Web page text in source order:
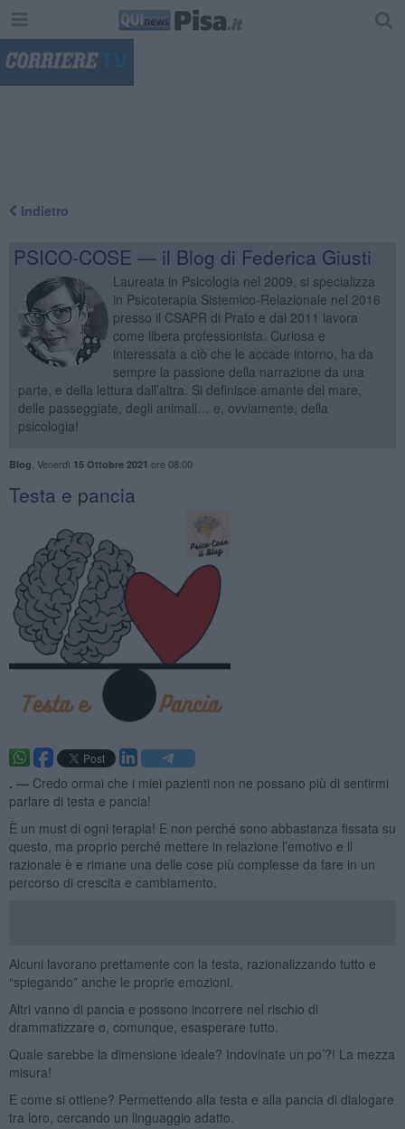
Indietro
PSICO-COSE — il Blog di Federica Giusti
Laureata in Psicologia nel 2009, si specializza
in Psicoterapia Sistemico-Relazionale nel 2016
presso il CSAPR di Prato e dal 2011 lavora
come libera professionista. Curiosa e
interessata a ciò che le accade intorno, ha da
sempre la passione della narrazione da una
parte, e della lettura dall’altra. Si definisce amante del mare,
delle passeggiate, degli animali… e, ovviamente, della
psicologia!
Blog Venerdì 15 Ottobre 2021 ore 08:00
​Testa e pancia
. — Credo ormai che i miei pazienti non ne possano più di sentirmi
parlare di testa e pancia!
È un must di ogni terapia! E non perché sono abbastanza fissata su
questo, ma proprio perché mettere in relazione l’emotivo e il
razionale è e rimane una delle cose più complesse da fare in un
percorso di crescita e cambiamento.
Alcuni lavorano prettamente con la testa, razionalizzando tutto e
“spiegando” anche le proprie emozioni.
Altri vanno di pancia e possono incorrere nel rischio di
drammatizzare o, comunque, esasperare tutto.
Quale sarebbe la dimensione ideale? Indovinate un po’?! La mezza
misura!
E come si ottiene? Permettendo alla testa e alla pancia di dialogare
tra loro, cercando un linguaggio adatto.